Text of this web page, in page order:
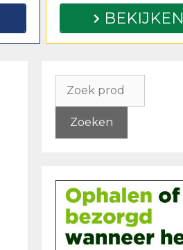
BEKIJKEN
naar:
Zoeken